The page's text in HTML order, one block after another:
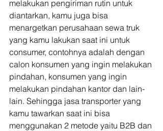
melakukan pengiriman rutin untuk
diantarkan, kamu juga bisa
menargetkan perusahaan sewa truk
yang kamu lakukan saat ini untuk
consumer, contohnya adalah dengan
calon konsumen yang ingin melakukan
pindahan, konsumen yang ingin
melakukan pindahan kantor dan lain-
lain. Sehingga jasa transporter yang
kamu tawarkan saat ini bisa
menggunakan 2 metode yaitu B2B dan